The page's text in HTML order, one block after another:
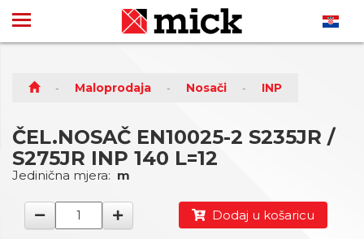
Maloprodaja Nosači INP
ČEL.NOSAČ EN10025-2 S235JR /
S275JR INP 140 L=12
Jedinična mjera: m
Dodaj u košaricu